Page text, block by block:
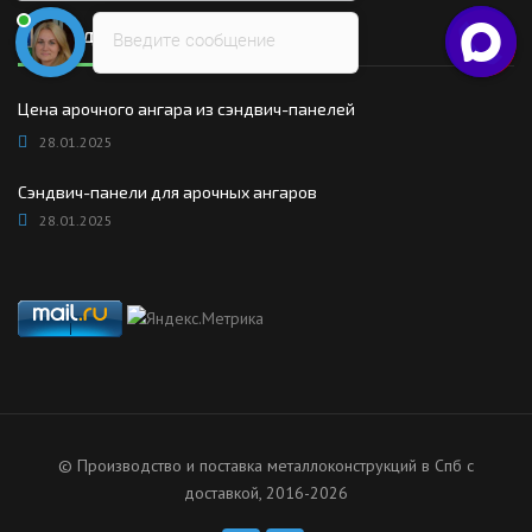
Последние новости
Цена арочного ангара из сэндвич-панелей
28.01.2025
Сэндвич-панели для арочных ангаров
28.01.2025
© Производство и поставка металлоконструкций в Спб с
доставкой, 2016-2026
Введите сообщение